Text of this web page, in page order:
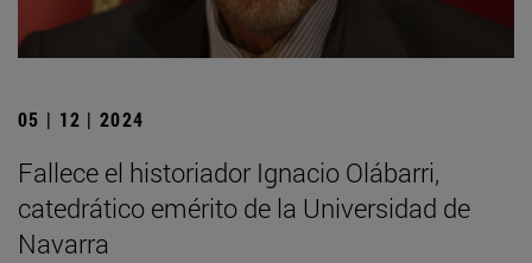
05 | 12 | 2024
Fallece el historiador Ignacio Olábarri,
catedrático emérito de la Universidad de
Navarra